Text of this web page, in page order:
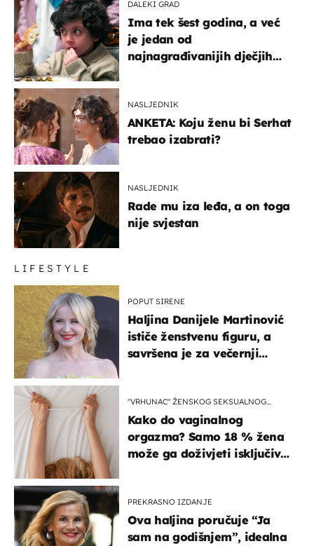
DALEKI GRAD
Ima tek šest godina, a već
je jedan od
najnagrađivanijih dječjih
NASLJEDNIK
ANKETA: Koju ženu bi Serhat
trebao izabrati?
NASLJEDNIK
Rade mu iza leđa, a on toga
nije svjestan
LIFESTYLE
POPUT SIRENE
Haljina Danijele Martinović
ističe ženstvenu figuru, a
savršena je za večernji
"VRHUNAC" ŽENSKOG SEKSUALNOG
Kako do vaginalnog
orgazma? Samo 18 % žena
može ga doživjeti isključivo
PREKRASNO IZDANJE
Ova haljina poručuje “Ja
sam na godišnjem”, idealna